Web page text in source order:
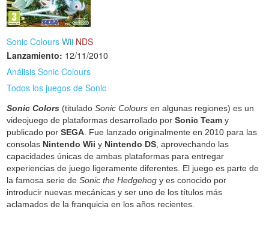
Sonic Colours Wii NDS
Lanzamiento: 12/11/2010
Análisis Sonic Colours
Todos los juegos de Sonic
Sonic Colors (tituladoSonic Colours en algunas regiones) es un
videojuego de plataformas desarrollado porSonic Team y
publicado porSEGA. Fue lanzado originalmente en 2010 para las
consolas Nintendo Wii y Nintendo DS, aprovechando las
capacidades únicas de ambas plataformas para entregar
experiencias de juego ligeramente diferentes. El juego es parte de
la famosa serie deSonic the Hedgehog y es conocido por
introducir nuevas mecánicas y ser uno de los títulos más
aclamados de la franquicia en los años recientes.